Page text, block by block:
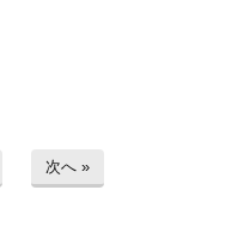
次へ »
イバシーポリシー